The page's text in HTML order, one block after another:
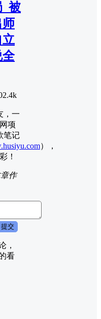
被
师
立
全
2.4k
，一
项
笔记
），
！
作
提交
，
看